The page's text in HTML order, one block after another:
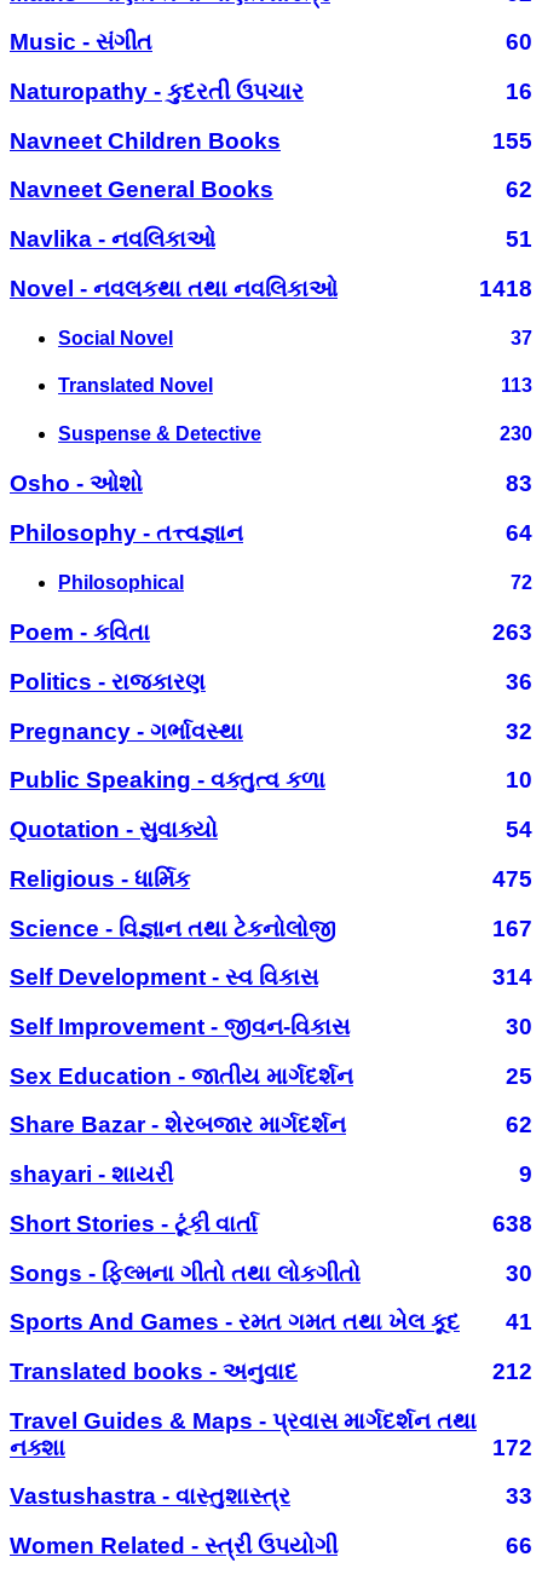
Music - સંગીત
60
Naturopathy - કુદરતી ઉપચાર
16
Navneet Children Books
155
Navneet General Books
62
Navlika - નવલિકાઓ
51
Novel - નવલકથા તથા નવલિકાઓ
1418
Social Novel 37
Translated Novel 113
Suspense & Detective 230
Osho - ઓશો
83
Philosophy - તત્ત્વજ્ઞાન
64
Philosophical 72
Poem - કવિતા
263
Politics - રાજકારણ
36
Pregnancy - ગર્ભાવસ્થા
32
Public Speaking - વક્તુત્વ કળા
10
Quotation - સુવાક્યો
54
Religious - ધાર્મિક
475
Science - વિજ્ઞાન તથા ટેકનોલોજી
167
Self Development - સ્વ વિકાસ
314
Self Improvement - જીવન-વિકાસ
30
Sex Education - જાતીય માર્ગદર્શન
25
Share Bazar - શેરબજાર માર્ગદર્શન
62
shayari - શાયરી
9
Short Stories - ટૂંકી વાર્તા
638
Songs - ફિલ્મના ગીતો તથા લોકગીતો
30
Sports And Games - રમત ગમત તથા ખેલ કૂદ
41
Translated books - અનુવાદ
212
Travel Guides & Maps - પ્રવાસ માર્ગદર્શન તથા
નક્શા
172
Vastushastra - વાસ્તુશાસ્ત્ર
33
Women Related - સ્ત્રી ઉપયોગી
66